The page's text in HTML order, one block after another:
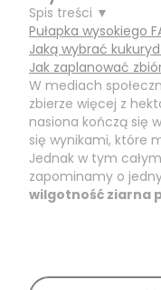
Spis treści ▼
Pułapka wysokiego
Jaką wybrać
Jak zaplanować
W mediach
zbierze więcej z
nasiona kończą się
się wynikami, które
Jednak w tym
zapominamy o
wilgotność ziarna